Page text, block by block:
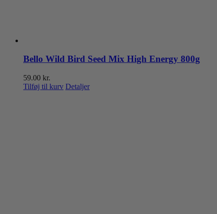
Bello Wild Bird Seed Mix High Energy 800g
59.00 kr.
Tilføj til kurv Detaljer